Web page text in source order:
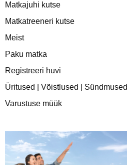
Matkajuhi kutse
Matkatreeneri kutse
Meist
Paku matka
Registreeri huvi
Üritused | Võistlused | Sündmused
Varustuse müük